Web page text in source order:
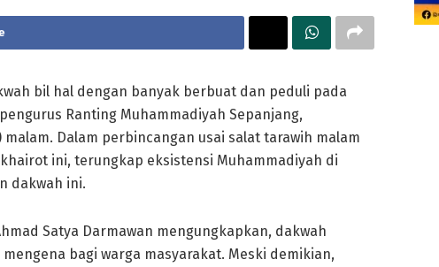
bil hal dengan banyak berbuat dan peduli pada
Ranting Muhammadiyah Sepanjang,
Dalam perbincangan usai salat tarawih malam
ini, terungkap eksistensi Muhammadiyah di
dakwah ini.
Satya Darmawan mengungkapkan, dakwah
bagi warga masyarakat. Meski demikian,